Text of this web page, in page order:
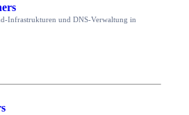
Infrastrukturen und DNS-Verwaltung in